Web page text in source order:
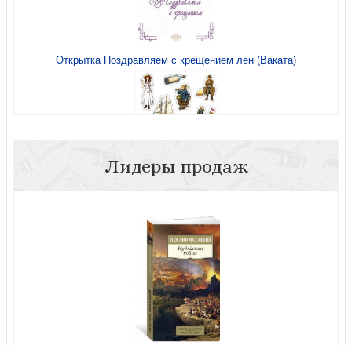
Открытка Поздравляем с крещением лен (Ваката)
ГрантаВаката)
Лидеры продаж